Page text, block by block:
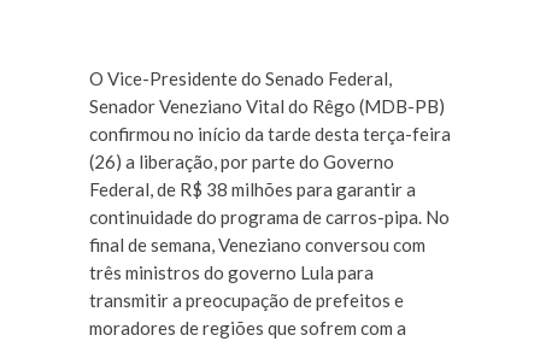
O Vice-Presidente do Senado Federal,
Senador Veneziano Vital do Rêgo (MDB-PB)
confirmou no início da tarde desta terça-feira
(26) a liberação, por parte do Governo
Federal, de R$ 38 milhões para garantir a
continuidade do programa de carros-pipa. No
final de semana, Veneziano conversou com
três ministros do governo Lula para
transmitir a preocupação de prefeitos e
moradores de regiões que sofrem com a